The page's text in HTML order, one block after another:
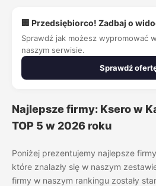
🏢 Przedsiębiorco! Zadbaj o
Sprawdź jak możesz wypromować
naszym serwisie.
Sprawdź
Najlepsze firmy: Ksero w
TOP 5 w 2026 roku
Poniżej prezentujemy najlepsze
które znalazły się w naszym
firmy w naszym rankingu zostały